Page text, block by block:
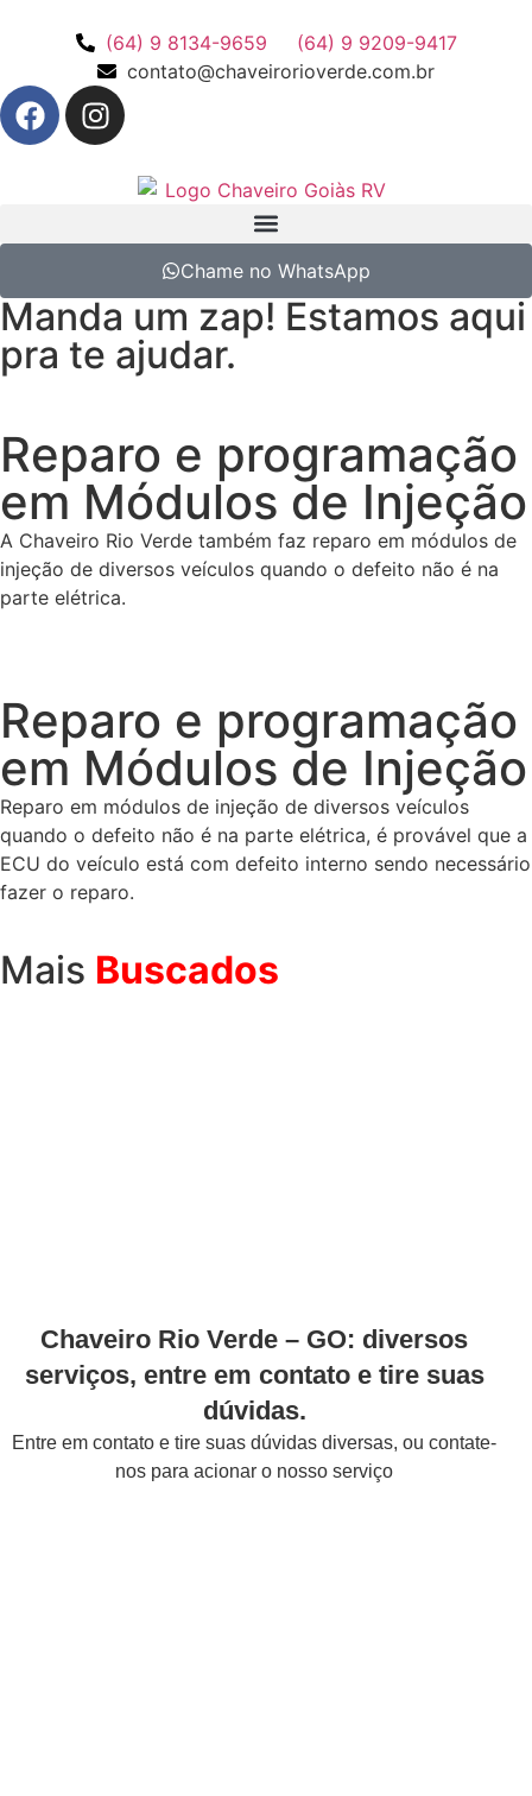
(64) 9 8134-9659
(64) 9 9209-9417
contato@chaveirorioverde.com.br
Chame no WhatsApp
Manda um zap! Estamos aqui
pra te ajudar.
Reparo e programação
em Módulos de Injeção
A Chaveiro Rio Verde também faz reparo em módulos de
injeção de diversos veículos quando o defeito não é na
parte elétrica.
Reparo e programação
em Módulos de Injeção
Reparo em módulos de injeção de diversos veículos
quando o defeito não é na parte elétrica, é provável que a
ECU do veículo está com defeito interno sendo necessário
fazer o reparo.
Mais Buscados
Chaveiro Rio Verde – GO: diversos
serviços, entre em contato e tire suas
dúvidas.
Entre em contato e tire suas dúvidas diversas, ou contate-
nos para acionar o nosso serviço